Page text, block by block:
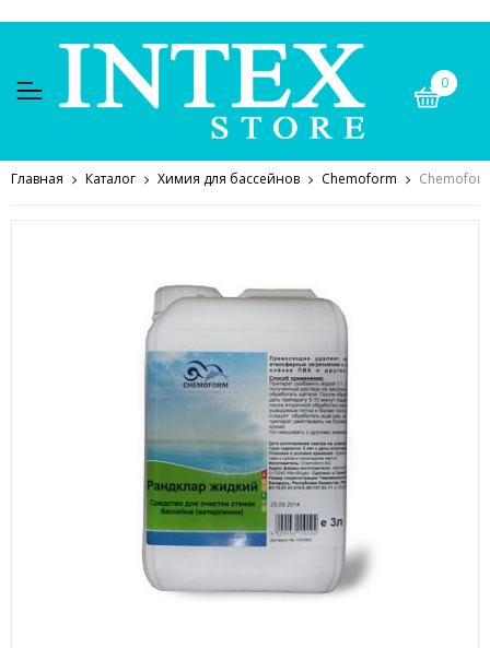
0
Главная Каталог Химия для бассейнов Chemoform